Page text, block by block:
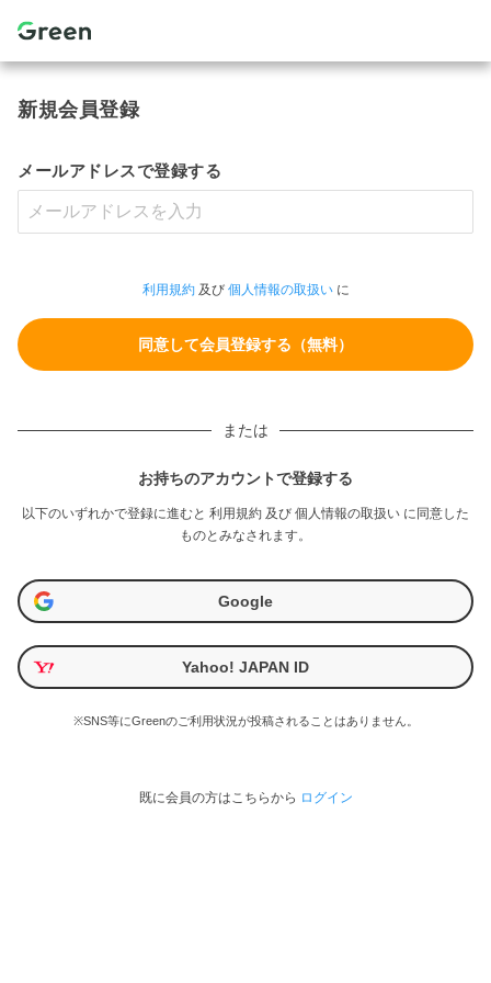
新規会員登録
メールアドレスで登録する
利用規約及び 個人情報の取扱いに
または
お持ちのアカウントで登録する
以下のいずれかで登録に進むと 利用規約 及び 個人情報の取扱い に同意した
ものとみなされます。
Google
Yahoo! JAPAN ID
※SNS等にGreenのご利用状況が投稿されることはありません。
既に会員の方はこちらから ログイン